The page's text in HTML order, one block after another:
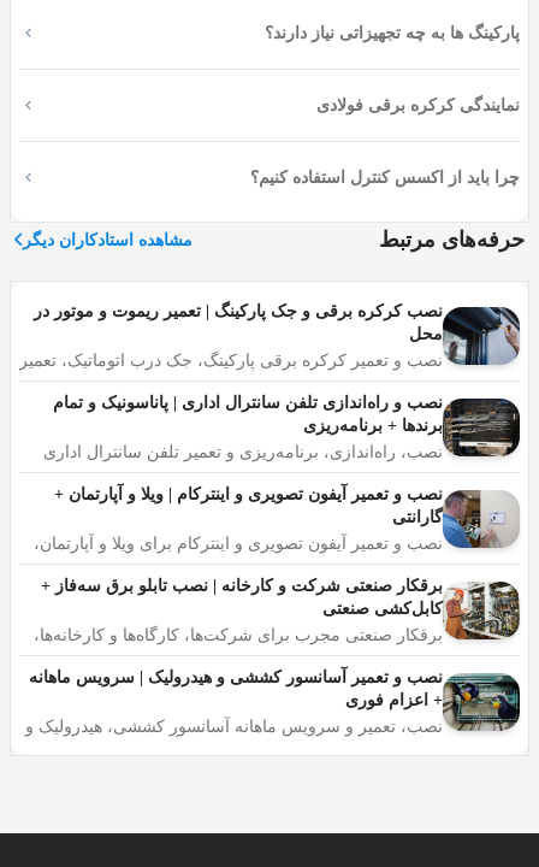
چگونه با ما تماس بگیرید؟
درخواست خود را بصورت آنلاین ثبت کنید تا در کمترین زمان با
شما تماس گرفته شود.
قیمت و نحوه نصب لوستر
لوسترها یکی از عناصر مهم دکوراسیون داخلی هستند که
می‌توانند به زیبایی و جلوه هر فضایی کمک کنند. نصب لوستر
کار چندان دشواری نیست، اما باید نکات ایمنی را رعایت کرد.
در این مقاله، به بررسی قیمت و نحوه نصب لوستر می‌پردازیم.
قیمت نصب لوستر
قیمت نصب لوستر به عوامل مختلفی بستگی دارد، از جمله:
نوع لوستر: لوسترهای ساده و کوچک معمولاً قیمت کمتری
نسبت به لوسترهای بزرگ و پیچیده دارند.
پارکینگ ها به چه تجهیزاتی نیاز دارند؟
نمایندگی کرکره برقی فولادی
چرا باید از اکسس کنترل استفاده کنیم؟
حرفه‌های مرتبط مشاهده استادکاران دیگر
نصب کرکره برقی و جک پارکینگ | تعمیر ریموت و موتور در
محل
نصب و تعمیر کرکره برقی پارکینگ، جک درب اتوماتیک، تعمیر
ریموت و موتور در محل، سرویس دوره‌ای، قطعات اصلی با
ضمانت، اعزام فوری
نصب و راه‌اندازی تلفن سانترال اداری | پاناسونیک و تمام
برندها + برنامه‌ریزی
نصب، راه‌اندازی، برنامه‌ریزی و تعمیر تلفن سانترال اداری
پاناسونیک و تمام برندها، مشاوره رایگان برای انتخاب ظرفیت
مناسب، خدمات پس از نصب، اعزام متخصص در محل
نصب و تعمیر آیفون تصویری و اینترکام | ویلا و آپارتمان +
گارانتی
نصب و تعمیر آیفون تصویری و اینترکام برای ویلا و آپارتمان،
تعمیر گوشی داخلی، پنل بیرونی و درب‌باز‌کن، تمام برندها در
محل، گارانتی کتبی و اعزام فوری
برقکار صنعتی شرکت و کارخانه | نصب تابلو برق سه‌فاز +
کابل‌کشی صنعتی
برقکار صنعتی مجرب برای شرکت‌ها، کارگاه‌ها و کارخانه‌ها،
نصب و تعمیر تابلو برق سه‌فاز، کابل‌کشی صنعتی، رفع
خرابی خط تولید، اعزام فوری با ضمانت کار
نصب و تعمیر آسانسور کششی و هیدرولیک | سرویس ماهانه
+ اعزام فوری
نصب، تعمیر و سرویس ماهانه آسانسور کششی، هیدرولیک و